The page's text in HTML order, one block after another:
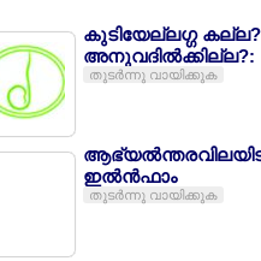
കുടിയേല്ലഗ്ഗ
തുടര്‍ന്നു വായിക്കുക
ഇല്‍ന്‍ഫാം
തുടര്‍ന്നു വായിക്കുക